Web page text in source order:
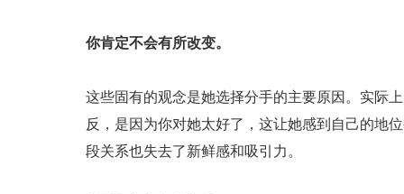
你肯定不会有所改变。
这些固有的观念是她选择分手的主要原因。实际
反，是因为你对她太好了，这让她感到自己的地
段关系也失去了新鲜感和吸引力。